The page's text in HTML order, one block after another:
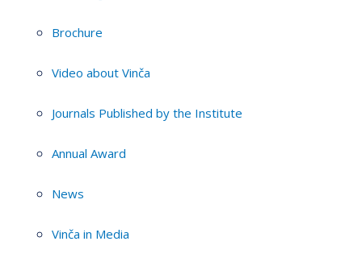
Brochure
Video about Vinča
Journals Published by the Institute
Annual Award
News
Vinča in Media